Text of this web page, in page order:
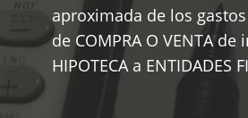
aproximada de los
de COMPRA O VENTA
HIPOTECA a ENTIDADES